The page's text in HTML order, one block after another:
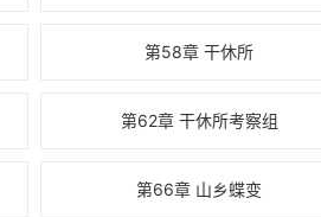
第58章 干休所
第62章 干休所考察组
第66章 山乡蝶变